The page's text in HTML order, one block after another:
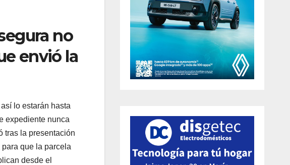
no
envió la
lo estarán hasta
expediente nunca
tras la presentación
que la parcela
desde el